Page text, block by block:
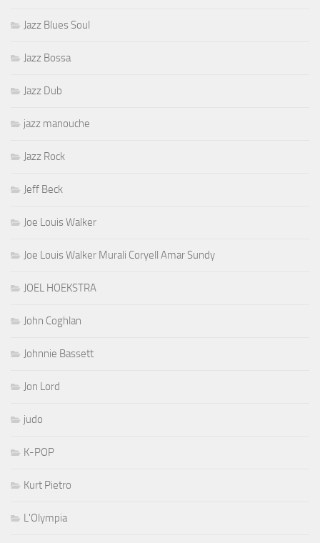
Jazz Blues Soul
Jazz Bossa
Jazz Dub
jazz manouche
Jazz Rock
Jeff Beck
Joe Louis Walker
Joe Louis Walker Murali Coryell Amar Sundy
JOEL HOEKSTRA
John Coghlan
Johnnie Bassett
Jon Lord
judo
K-POP
Kurt Pietro
L'Olympia